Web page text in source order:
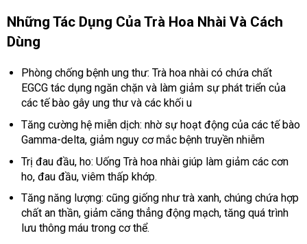
Những Tác Dụng Của Trà Hoa Nhài Và Cách
Dùng
Phòng chống bệnh ung thư: Trà hoa nhài có chứa chất
EGCG tác dụng ngăn chặn và làm giảm sự phát triển của
các tế bào gây ung thư và các khối u
Tăng cường hệ miễn dịch: nhờ sự hoạt động của các tế bào
Gamma-delta, giảm nguy cơ mắc bệnh truyền nhiễm
Trị đau đầu, ho: Uống Trà hoa nhài giúp làm giảm các cơn
ho, đau đầu, viêm thấp khớp.
Tăng năng lượng: cũng giống như trà xanh, chúng chứa hợp
chất an thần, giảm căng thẳng động mạch, tăng quá trình
lưu thông máu trong cơ thể.